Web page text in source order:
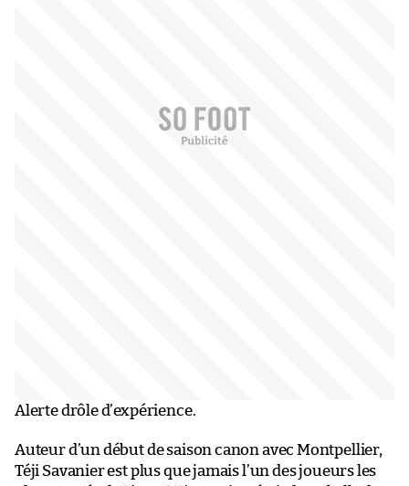
Alerte drôle d’expérience.
Auteur d’un début de saison canon avec Montpellier,
Téji Savanier est plus que jamais l’un des joueurs les